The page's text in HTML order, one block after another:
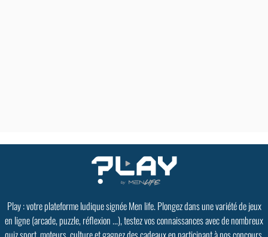
Play : votre plateforme ludique signée Men life. Plongez dans une variété de jeux
en ligne (arcade, puzzle, réflexion ...), testez vos connaissances avec de nombreux